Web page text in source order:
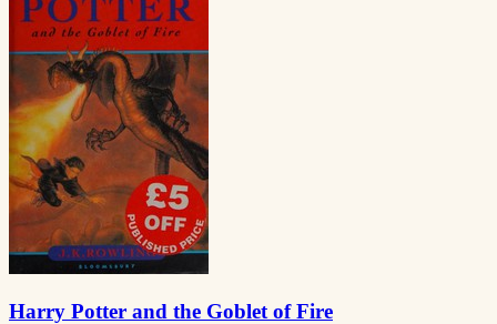
Harry Potter and the Goblet of Fire